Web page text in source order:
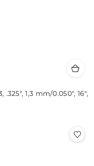
1,3 mm/0.050", 16",